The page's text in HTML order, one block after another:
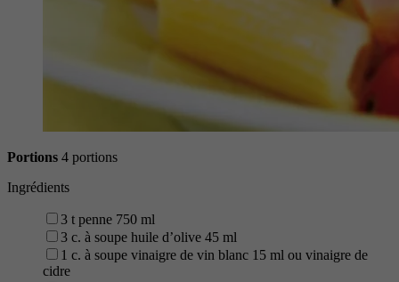
Portions 4 portions
Ingrédients
3 t penne 750 ml
3 c. à soupe huile d’olive 45 ml
1 c. à soupe vinaigre de vin blanc 15 ml ou vinaigre de
cidre